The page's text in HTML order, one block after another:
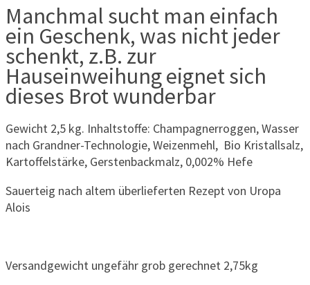
Manchmal sucht man einfach
ein Geschenk, was nicht jeder
schenkt, z.B. zur
Hauseinweihung eignet sich
dieses Brot wunderbar
Gewicht 2,5 kg. Inhaltstoffe: Champagnerroggen, Wasser
nach Grandner-Technologie, Weizenmehl, Bio Kristallsalz,
Kartoffelstärke, Gerstenbackmalz, 0,002% Hefe
Sauerteig nach altem überlieferten Rezept von Uropa
Alois
Versandgewicht ungefähr grob gerechnet 2,75kg